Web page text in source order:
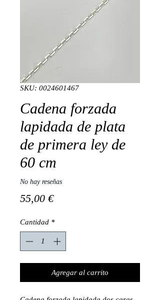
SKU: 0024601467
Cadena forzada
lapidada de plata
de primera ley de
60 cm
No hay reseñas
55,00 €Precio
Cantidad *
Agregar al carrito